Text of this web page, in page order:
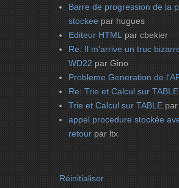
Barre de progression de la
stockee par hugues
Editeur HTML par cbekier
Re: Il m'arrive un truc
WD22 par Gino
Probleme Generation de
Re: Trie et Calcul sur TABLE
Trie et Calcul sur TABLE
appel procedure stockée
retour par ltx
Réinitialiser